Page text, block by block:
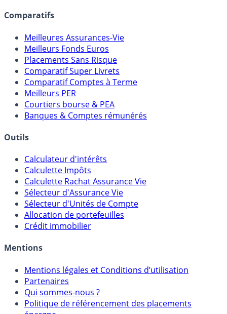
Comparatifs
Meilleures Assurances-Vie
Meilleurs Fonds Euros
Placements Sans Risque
Comparatif Super Livrets
Comparatif Comptes à Terme
Meilleurs PER
Courtiers bourse & PEA
Banques & Comptes rémunérés
Outils
Calculateur d'intérêts
Calculette Impôts
Calculette Rachat Assurance Vie
Sélecteur d'Assurance Vie
Sélecteur d'Unités de Compte
Allocation de portefeuilles
Crédit immobilier
Mentions
Mentions légales et Conditions d’utilisation
Partenaires
Qui sommes-nous ?
Politique de référencement des placements